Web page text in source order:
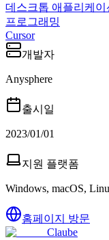
데스크톱 애플리케이
프로그래밍
Cursor
개발자
Anysphere
출시일
2023/01/01
지원 플랫폼
Windows, macOS,
홈페이지 방문
Claube